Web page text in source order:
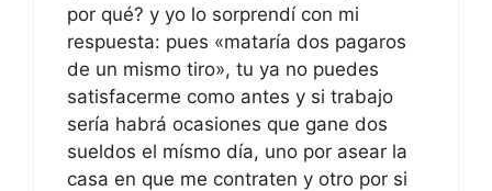
por qué? y yo lo sorprendí con mi
respuesta: pues «mataría dos pagaros
de un mismo tiro», tu ya no puedes
satisfacerme como antes y si trabajo
sería habrá ocasiones que gane dos
sueldos el mísmo día, uno por asear la
casa en que me contraten y otro por si